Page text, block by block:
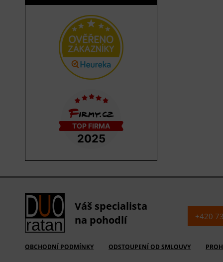
Váš specialista
na pohodlí
OBCHODNÍ PODMÍNKY ODSTOUPENÍ OD SMLOUVY
+420